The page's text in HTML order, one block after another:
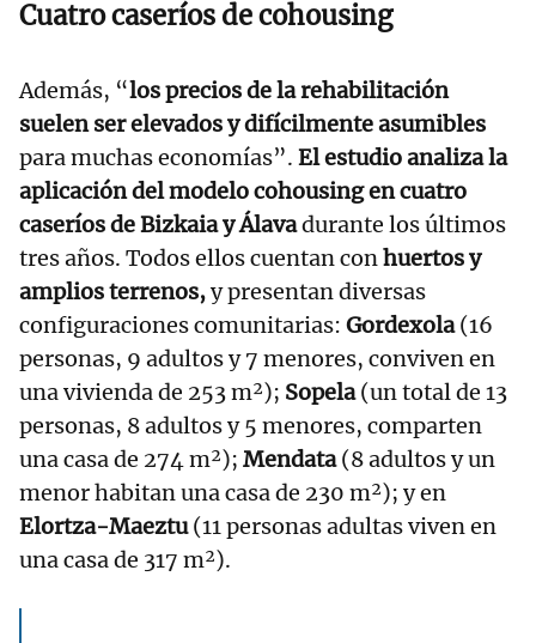
Cuatro caseríos de cohousing
Además, “los precios de la rehabilitación
suelen ser elevados y difícilmente asumibles
para muchas economías”. El estudio analiza la
aplicación del modelo cohousing en cuatro
caseríos de Bizkaia y Álavadurante los últimos
tres años. Todos ellos cuentan conhuertos y
amplios terrenos,y presentan diversas
configuraciones comunitarias: Gordexola(16
personas, 9 adultos y 7 menores, conviven en
una vivienda de 253 m²); Sopela(un total de 13
personas, 8 adultos y 5 menores, comparten
una casa de 274 m²); Mendata(8 adultos y un
menor habitan una casa de 230 m²); y en
Elortza-Maeztu(11 personas adultas viven en
una casa de 317 m²).